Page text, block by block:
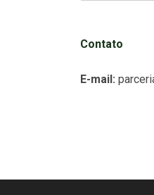
Contato
E-mail: